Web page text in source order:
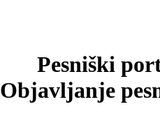
Pesniški
Objavljanje